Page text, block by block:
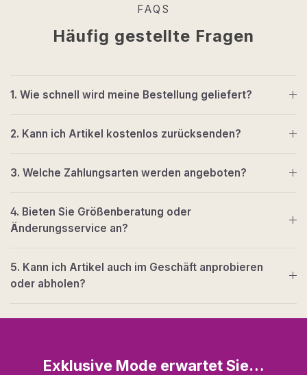
FAQS
Häufig gestellte Fragen
1. Wie schnell wird meine Bestellung geliefert?
2. Kann ich Artikel kostenlos zurücksenden?
3. Welche Zahlungsarten werden angeboten?
4. Bieten Sie Größenberatung oder
Änderungsservice an?
5. Kann ich Artikel auch im Geschäft anprobieren
oder abholen?
Exklusive Mode erwartet Sie…